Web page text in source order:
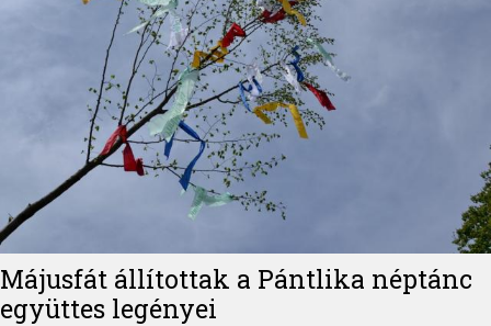
Májusfát állítottak a Pántlika néptánc
együttes legényei